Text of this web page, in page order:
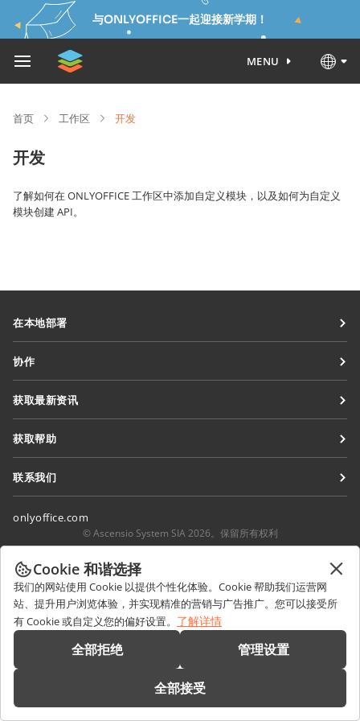
与ONLYOFFICE一起迎接新学期！
MENU
首页 工作区 开发
开发
了解如何在 ONLYOFFICE 工作区中添加自定义模块，以及如何为自定义
模块创建 API。
在本地部署
工作区
连接器
桌面应用程序
移动应用程序
协作
针对博主
职位空缺
获取最新资讯
获取帮助
网络研讨会
白皮书
支持联系表单
预约演示
联系我们
partners@onlyoffice.com
媒体咨询
请求回电
onlyoffice.com
© Ascensio System SIA 2026。保留所有权利
Cookie 和谐选择
我们的网站使用 Cookie 以提供个性化体验。Cookie 帮助我们运营网
站、提升用户浏览体验，并实现精准的营销与广告推广。您可以接受所
有 Cookie 或自定义您的偏好设置。 了解详情
全部拒绝 管理设置
全部接受